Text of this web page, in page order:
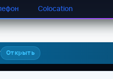
Colocation
Открыть